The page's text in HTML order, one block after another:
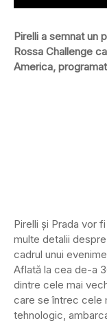
Pirelli a semnat un
Rossa Challenge
America,
Pirelli și Prada vor
multe detalii
cadrul unui
Aflată la cea de-a
dintre cele mai
care se întrec cele
tehnologic,